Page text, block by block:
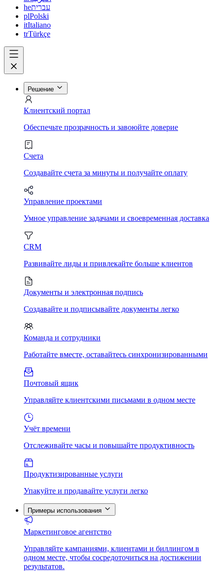
heעברית
plPolski
itItaliano
trTürkçe
Решение
Клиентский портал
Обеспечьте прозрачность и завоюйте доверие
Счета
Создавайте счета за минуты и получайте оплату
Управление проектами
Умное управление задачами и своевременная доставка
CRM
Развивайте лиды и привлекайте больше клиентов
Документы и электронная подпись
Создавайте и подписывайте документы легко
Команда и сотрудники
Работайте вместе, оставайтесь синхронизированными
Почтовый ящик
Управляйте клиентскими письмами в одном месте
Учёт времени
Отслеживайте часы и повышайте продуктивность
Продуктизированные услуги
Упакуйте и продавайте услуги легко
Примеры использования
Маркетинговое агентство
Управляйте кампаниями, клиентами и биллингом в
одном месте, чтобы сосредоточиться на достижении
результатов.